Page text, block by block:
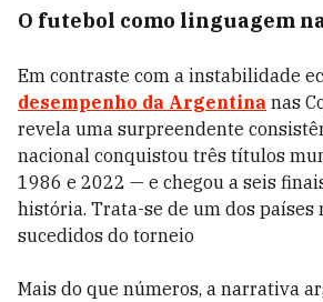
O futebol como linguagem
Em contraste com a instabilidade
desempenho da Argentina nas
revela uma surpreendente
nacional conquistou três títulos
1986 e 2022 — e chegou a seis
história. Trata-se de um dos países
sucedidos do torneio
Mais do que números, a narrativa